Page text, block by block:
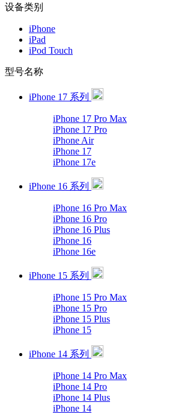
设备类别
iPhone
iPad
iPod Touch
型号名称
iPhone 17 系列
iPhone 17 Pro Max
iPhone 17 Pro
iPhone Air
iPhone 17
iPhone 17e
iPhone 16 系列
iPhone 16 Pro Max
iPhone 16 Pro
iPhone 16 Plus
iPhone 16
iPhone 16e
iPhone 15 系列
iPhone 15 Pro Max
iPhone 15 Pro
iPhone 15 Plus
iPhone 15
iPhone 14 系列
iPhone 14 Pro Max
iPhone 14 Pro
iPhone 14 Plus
iPhone 14